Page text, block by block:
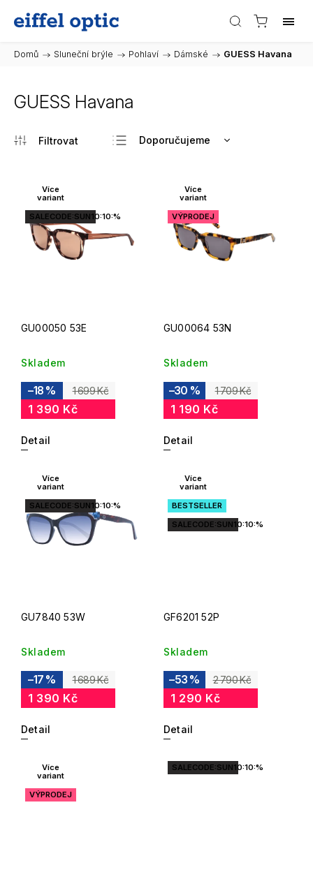
Domů / Sluneční brýle / Pohlaví / Dámské / GUESS Havana
GUESS Havana
Doporučujeme
Nejdražší
Abecedně
Více
variant
SALECODE:SUN10:10:%
GU00050 53E
Skladem
1 699 Kč
–18 %
1 390 Kč
Detail
Více
variant
VÝPRODEJ
GU00064 53N
Skladem
1 709 Kč
–30 %
1 190 Kč
Detail
Více
variant
SALECODE:SUN10:10:%
GU7840 53W
Skladem
1 689 Kč
–17 %
1 390 Kč
Detail
Více
variant
BESTSELLER
SALECODE:SUN10:10:%
GF6201 52P
Skladem
2 790 Kč
–53 %
1 290 Kč
Detail
Více
variant
VÝPRODEJ
SALECODE:SUN10:10:%